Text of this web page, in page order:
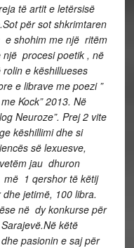
të artit e letërsisë
për sot shkrimtaren
e shohim me një ritëm
procesi poetik , në
e këshillueses
e librave me poezi ”
Kock” 2013. Në
Neuroze”. Prej 2 vite
këshillimi dhe si
së lexuesve,
jau dhuron
më 1 qershor të këtij
jetimë, 100 libra.
në dy konkurse për
këtë
pasionin e saj për